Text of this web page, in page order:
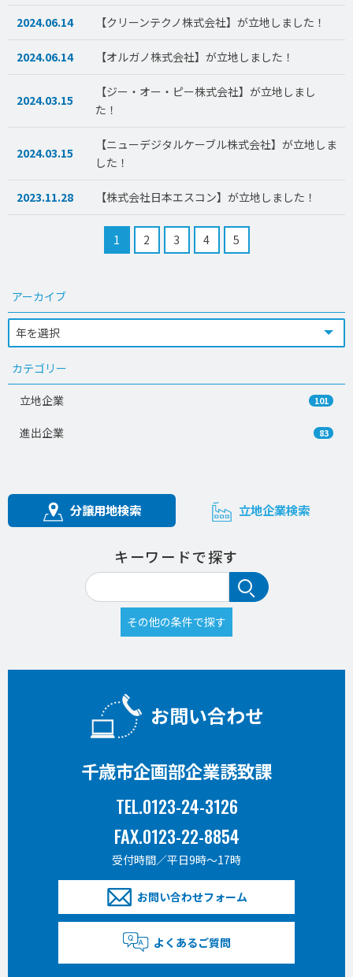
2024.06.14 【クリーンテクノ株式会社】が立地しました！
2024.06.14 【オルガノ株式会社】が立地しました！
2024.03.15
【ジー・オー・ピー株式会社】が立地しまし
た！
2024.03.15
【ニューデジタルケーブル株式会社】が立地しま
した！
2023.11.28 【株式会社日本エスコン】が立地しました！
1 2 3 4 5
アーカイブ
カテゴリー
立地企業 101
進出企業 83
分譲用地検索 立地企業検索
キーワードで探す
お問い合わせ
千歳市企画部企業誘致課
TEL.0123-24-3126
FAX.0123-22-8854
受付時間／平日9時〜17時
お問い合わせフォーム
よくあるご質問